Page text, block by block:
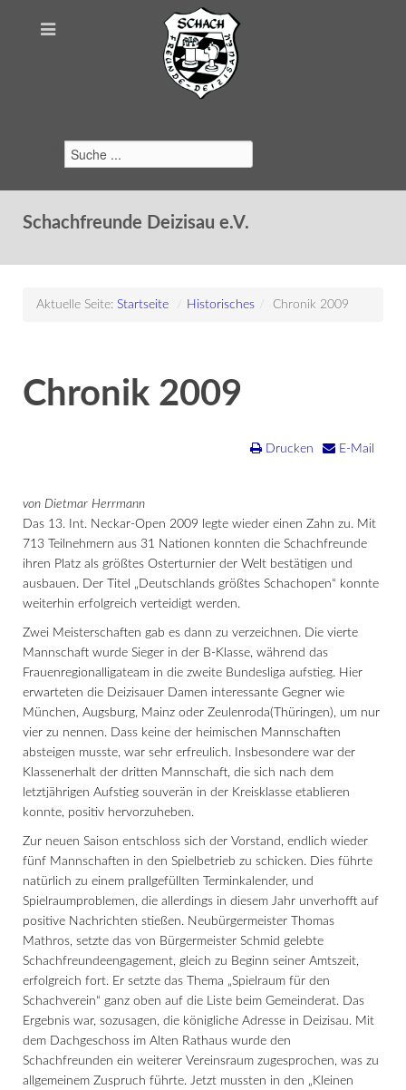
Schachfreunde Deizisau e.V.
Aktuelle Seite: Startseite / Historisches / Chronik 2009
Chronik 2009
Drucken E-Mail
von Dietmar Herrmann
Das 13. Int. Neckar-Open 2009 legte wieder einen Zahn zu. Mit
713 Teilnehmern aus 31 Nationen konnten die Schachfreunde
ihren Platz als größtes Osterturnier der Welt bestätigen und
ausbauen. Der Titel „Deutschlands größtes Schachopen“ konnte
weiterhin erfolgreich verteidigt werden.
Zwei Meisterschaften gab es dann zu verzeichnen. Die vierte
Mannschaft wurde Sieger in der B-Klasse, während das
Frauenregionalligateam in die zweite Bundesliga aufstieg. Hier
erwarteten die Deizisauer Damen interessante Gegner wie
München, Augsburg, Mainz oder Zeulenroda(Thüringen), um nur
vier zu nennen. Dass keine der heimischen Mannschaften
absteigen musste, war sehr erfreulich. Insbesondere war der
Klassenerhalt der dritten Mannschaft, die sich nach dem
letztjährigen Aufstieg souverän in der Kreisklasse etablieren
konnte, positiv hervorzuheben.
Zur neuen Saison entschloss sich der Vorstand, endlich wieder
fünf Mannschaften in den Spielbetrieb zu schicken. Dies führte
natürlich zu einem prallgefüllten Terminkalender, und
Spielraumproblemen, die allerdings in diesem Jahr unverhofft auf
positive Nachrichten stießen. Neubürgermeister Thomas
Mathros, setzte das von Bürgermeister Schmid gelebte
Schachfreundeengagement, gleich zu Beginn seiner Amtszeit,
erfolgreich fort. Er setzte das Thema „Spielraum für den
Schachverein“ ganz oben auf die Liste beim Gemeinderat. Das
Ergebnis war, sozusagen, die königliche Adresse in Deizisau. Mit
dem Dachgeschoss im Alten Rathaus wurde den
Schachfreunden ein weiterer Vereinsraum zugesprochen, was zu
allgemeinem Zuspruch führte. Jetzt mussten in den „Kleinen